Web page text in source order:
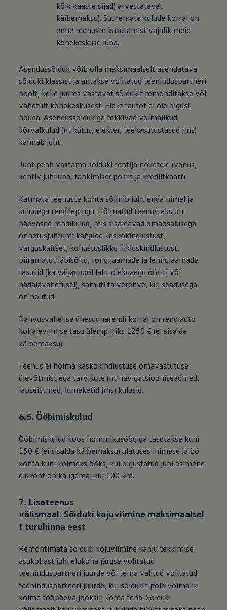
kõik kaasreisijad) arvestatavat
käibemaksu). Suuremate kulude korral on
enne teenuste kasutamist vajalik meie
kõnekeskuse luba.
Asendussõiduk võib olla maksimaalselt asendatava
sõiduki klassist ja antakse volitatud teeninduspartneri
poolt, kelle juures vastavat sõidukit remonditakse või
vahetult kõnekeskusest. Elektriautot ei ole õigust
nõuda. Asendussõidukiga tekkivad võimalikud
kõrvalkulud (nt kütus, elekter, teekasutustasud jms)
kannab juht.
Juht peab vastama sõiduki rentija nõuetele (vanus,
kehtiv juhiluba, tankimisdeposiit ja krediitkaart).
Katmata teenuste kohta sõlmib juht enda nimel ja
kuludega rendilepingu. Hõlmatud teenusteks on
päevased rendikulud, mis sisaldavad omaosalusega
õnnetusjuhtumi kahjude kaskokindlustust,
varguskaitset, kohustuslikku liikluskindlustust,
piiramatut läbisõitu, rongijaamade ja lennujaamade
tasusid (ka väljaspool lahtiolekuaegu öösiti või
nädalavahetusel), samuti talverehve, kui seadusega
on nõutud.
Rahvusvahelise ühesuunarendi korral on rendiauto
kohaleviimise tasu ülempiiriks 1250 € (ei sisalda
käibemaksu).
Teenus ei hõlma kaskokindlustuse omavastutuse
ülevõtmist ega tarvikute (nt navigatsiooniseadmed,
lapseistmed, lumeketid jms) kulusid.
6.5. Ööbimiskulud
Ööbimiskulud koos hommikusöögiga tasutakse kuni
150 € (ei sisalda käibemaksu) ulatuses inimese ja öö
kohta kuni kolmeks ööks, kui õigustatud juhi esimene
elukoht on kaugemal kui 100 km.
7. Lisateenus
välismaal: Sõiduki kojuviimine maksimaalsel
t turuhinna eest
Remontimata sõiduki kojuviimine kahju tekkimise
asukohast juhi elukoha järgse volitatud
teeninduspartneri juurde või tema valitud volitatud
teeninduspartneri juurde, kui sõidukit pole võimalik
kolme tööpäeva jooksul korda teha. Sõiduki